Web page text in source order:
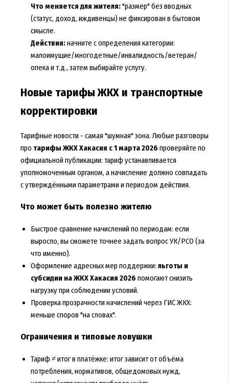
Что меняется для жителя:"размер" без вводных
(статус, доход, иждивенцы) не фиксирован в бытовом
смысле.
Действия:начните с определения категории:
малоимущие/многодетные/инвалидность/ветеран/
опека и т.д., затем выбирайте услугу.
Новые тарифы ЖКХ и транспортные
корректировки
Тарифные новости - самая "шумная" зона. Любые разговоры
про тарифы ЖКХ Хакасия с 1 марта 2026 проверяйте по
официальной публикации: тариф устанавливается
уполномоченным органом, а начисление должно совпадать
с утверждёнными параметрами и периодом действия.
Что может быть полезно жителю
Быстрое сравнение начислений по периодам: если
выросло, вы сможете точнее задать вопрос УК/РСО (за
что именно).
Оформление адресных мер поддержки: льготы и
субсидии на ЖКХ Хакасия 2026 помогают снизить
нагрузку при соблюдении условий.
Проверка прозрачности начислений через ГИС ЖКХ:
меньше споров "на словах".
Ограничения и типовые ловушки
Тариф ≠ итог в платёжке: итог зависит от объёма
потребления, нормативов, общедомовых нужд,